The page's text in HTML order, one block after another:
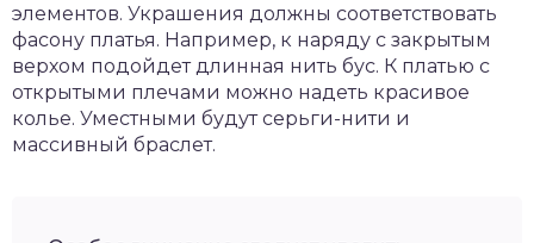
элементов. Украшения должны соответствовать
фасону платья. Например, к наряду с закрытым
верхом подойдет длинная нить бус. К платью с
открытыми плечами можно надеть красивое
колье. Уместными будут серьги-нити и
массивный браслет.